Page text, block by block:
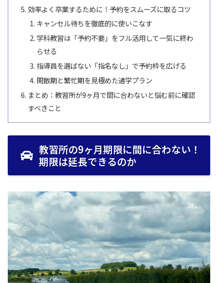
効率よく卒業するために！予約をスムーズに取るコツ
キャンセル待ちを徹底的に使いこなす
学科教習は「予約不要」をフル活用して一気に終わ
らせる
指導員を選ばない「指名なし」で予約枠を広げる
閑散期と繁忙期を見極めた通学プラン
まとめ：教習所が9ヶ月で間に合わないと悩む前に確認
すべきこと
教習所の9ヶ月期限に間に合わない！
期限は延長できるのか